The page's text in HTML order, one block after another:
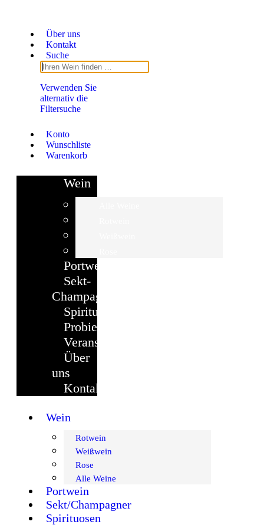
Über uns
Kontakt
Suche
Verwenden Sie
alternativ die
Filtersuche
Konto
Wunschliste
Warenkorb
Wein
Portwein
Sekt-
Champagner
Spirituosen
Probierpaket
Veranstaltungen
Über
uns
Kontakt
Wein
Rotwein
Weißwein
Rose
Alle Weine
Portwein
Sekt/Champagner
Spirituosen